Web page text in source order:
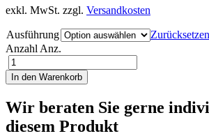
exkl. MwSt. zzgl. Versandkosten
Ausführung
Zurücksetzen
Anzahl Anz.
In den Warenkorb
Wir beraten Sie gerne
diesem Produkt